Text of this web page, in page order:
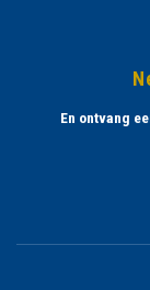
En ontvang